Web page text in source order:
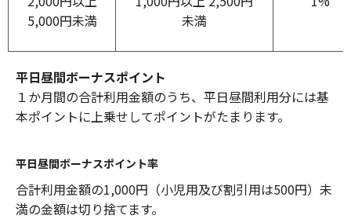
5,000円未満
未満
平日昼間ボーナスポイント
１か月間の合計利用金額のうち、平日昼間利用分には基
本ポイントに上乗せしてポイントがたまります。
平日昼間ボーナスポイント率
合計利用金額の1,000円（小児用及び割引用は500円）未
満の金額は切り捨てます。